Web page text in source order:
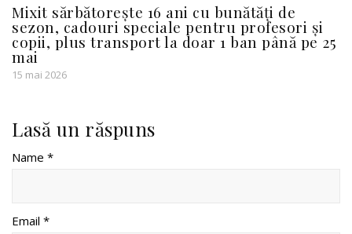
Mixit sărbătorește 16 ani cu bunătăți de
sezon, cadouri speciale pentru profesori și
copii, plus transport la doar 1 ban până pe 25
mai
15 mai 2026
Lasă un răspuns
Name *
Email *